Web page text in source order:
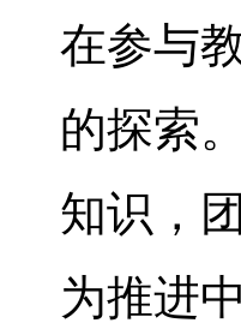
在参与
的探索
知识，
为推进